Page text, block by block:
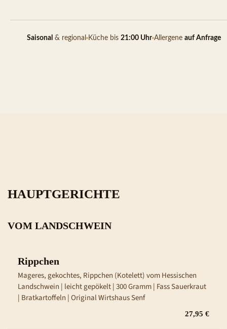
Saisonal & regional Küche bis 21:00 Uhr Allergene auf Anfrage
HAUPTGERICHTE
VOM LANDSCHWEIN
Rippchen
Mageres, gekochtes, Rippchen (Kotelett) vom Hessischen
Landschwein | leicht gepökelt | 300 Gramm | Fass Sauerkraut
| Bratkartoffeln | Original Wirtshaus Senf
27,95 €